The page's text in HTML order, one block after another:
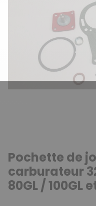
Pochette de
carburateur
80GL / 100GL